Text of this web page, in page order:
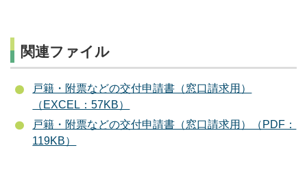
関連ファイル
戸籍・附票などの交付申請書（窓口請求用）
（EXCEL：57KB）
戸籍・附票などの交付申請書（窓口請求用）（PDF：
119KB）